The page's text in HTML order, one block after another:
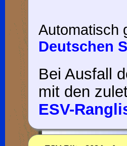
Automatisch
Deutschen
Bei Ausfall
mit den
ESV-